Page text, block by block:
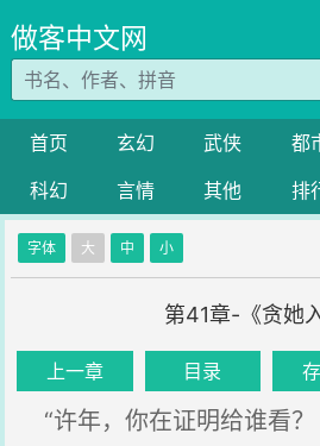
做客中文网
首页 玄幻 武侠 都
科幻
言情 其他 排
字体 大 中 小
第41章-《贪她
上一章 目录
“许年，你在证明给谁看？